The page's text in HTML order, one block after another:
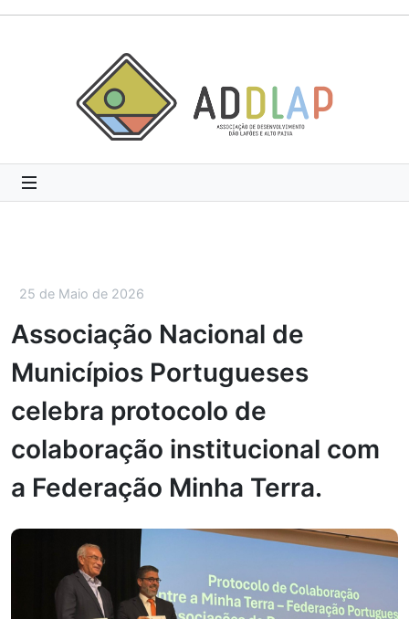
25 de Maio de 2026
Associação Nacional de
Municípios Portugueses
celebra protocolo de
colaboração institucional com
a Federação Minha Terra.